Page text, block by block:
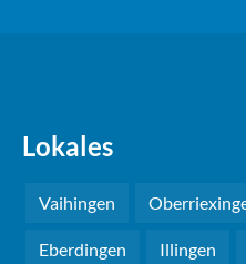
Lokales
Vaihingen
Eberdingen Illingen